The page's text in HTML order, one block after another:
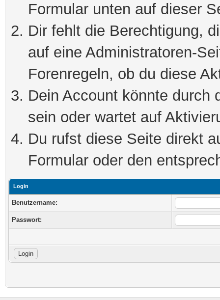
Formular unten auf dieser
Dir fehlt die Berechtigung,
auf eine Administratoren-
Forenregeln, ob du diese
Dein Account könnte durch
sein oder wartet auf
Du rufst diese Seite direkt
Formular oder den
Login
Benutzername:
Passwort: